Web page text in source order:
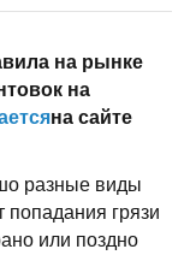
на рынке
на
на сайте
разные виды
грязи
или поздно